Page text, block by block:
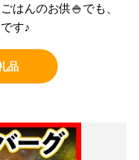
はんのお供🍚でも、
す♪
品